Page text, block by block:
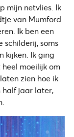
mijn netvlies. Ik
van Mumford
Ik ben een
schilderij, soms
kijken. Ik ging
moeilijk om
zien hoe ik
half jaar later,